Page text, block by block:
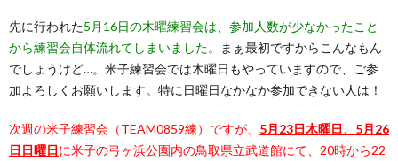
先に行われた5月16日の木曜練習会は、参加人数が少なかったこと
から練習会自体流れてしまいました。
まぁ最初ですからこんなもん
でしょうけど…。米子練習会では木曜日もやっていますので、ご参
加よろしくお願いします。特に日曜日なかなか参加できない人は！
次週の米子練習会（TEAM0859練）ですが、 5月23日木曜日、5月26
日日曜日に米子の弓ヶ浜公園内の鳥取県立武道館にて、20時から22